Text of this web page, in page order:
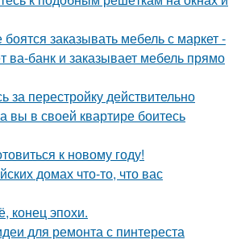
заказывать мебель с маркет -
ва-банк и заказывает мебель прямо
за перестройку действительно
вы в своей квартире боитесь
к новому году!
домах что-то, что вас
конец эпохи.
для ремонта с пинтереста